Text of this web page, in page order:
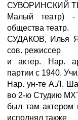
СУВОРИНСКИЙ
Малый театр) -
общества театр.
СУДАКОВ, Илья
сов. режиссер
и актер. Нар.
партии с 1940.
Нар. ун-те А.Л.
во 2-ю Студию
был там актером
исполнял также